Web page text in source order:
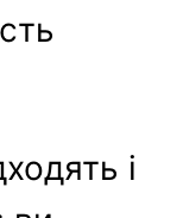
і